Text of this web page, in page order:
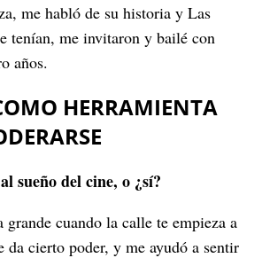
me habló de su historia y Las
tenían, me invitaron y bailé con
años.
HERRAMIENTA
sueño del cine, o ¿sí?
grande cuando la calle te empieza a
cierto poder, y me ayudó a sentir